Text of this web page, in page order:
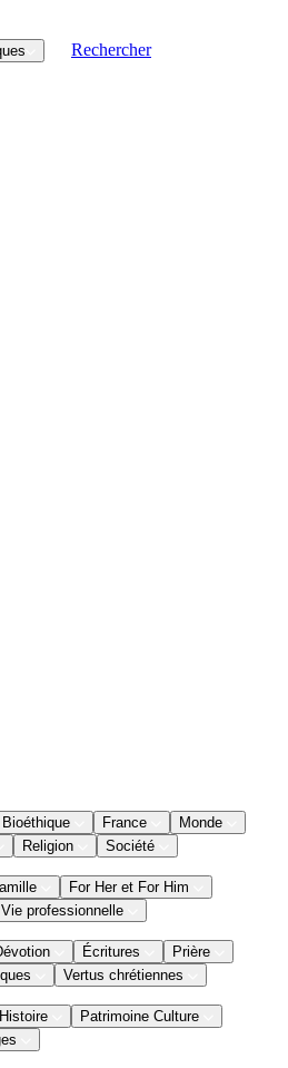
Rechercher
Bioéthique France
Monde
Religion Société
For Her et For Him
Vie professionnelle
Écritures
Prière
Vertus chrétiennes
Histoire
Patrimoine Culture